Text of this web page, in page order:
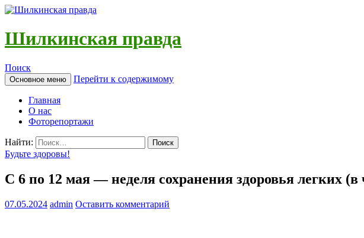
Шилкинская правда
Поиск
Основное меню Перейти к содержимому
Главная
О нас
Фоторепортажи
Найти:
Будьте здоровы!
С 6 по 12 мая — неделя сохранения здоровья легких
07.05.2024 admin Оставить комментарий